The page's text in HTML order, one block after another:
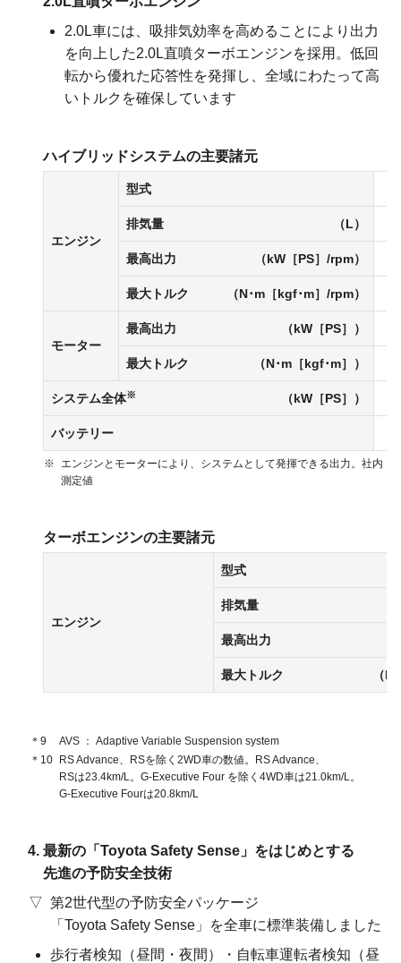
2.0L車には、吸排気効率を高めることにより出力
を向上した2.0L直噴ターボエンジンを採用。低回
転から優れた応答性を発揮し、全域にわたって高
いトルクを確保しています
ハイブリッドシステムの主要諸元
エンジン
型式
排気量 （L）
最高出力 （kW［PS］/rpm）
最大トルク （N･m［kgf･m］/rpm）
モーター
最高出力 （kW［PS］）
最大トルク （N･m［kgf･m］）
システム全体※ （kW［PS］）
バッテリー
※
エンジンとモーターにより、システムとして発揮できる出力。社内
測定値
ターボエンジンの主要諸元
エンジン
型式
排気量
最高出力
最大トルク （
＊9 AVS
Adaptive Variable Suspension system
＊10
RS Advance、RSを除く2WD車の数値。
RS Advance、
RSは23.4km/L。 G-Executive Four を除く4WD車は21.0km/L。
G-Executive Fourは20.8km/L
最新の「Toyota Safety Sense」をはじめとする
先進の予防安全技術
第2世代型の予防安全パッケージ
「Toyota Safety Sense」
を全車に標準装備しました
歩行者検知（昼間・夜間）・自転車運転者検知（昼